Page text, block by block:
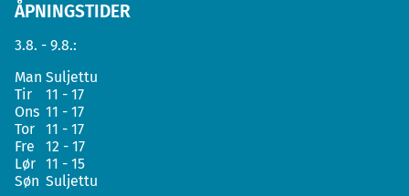
ÅPNINGSTIDER
3.8. - 9.8.:
Man Suljettu
Tir
11 - 17
Ons 11 - 17
Tor
11 - 17
Fre
12 - 17
Lør 11 - 15
Søn Suljettu